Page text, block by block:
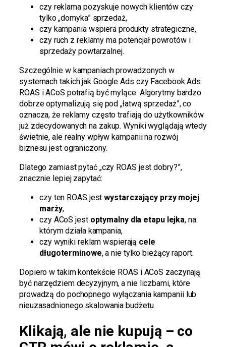
czy reklama pozyskuje nowych klientów czy
tylko „domyka” sprzedaż,
czy kampania wspiera produkty strategiczne,
czy ruch z reklamy ma potencjał powrotów i
sprzedaży powtarzalnej.
Szczególnie w kampaniach prowadzonych w
systemach takich jak Google Ads czy Facebook Ads
ROAS i ACoS potrafią być mylące. Algorytmy bardzo
dobrze optymalizują się pod „łatwą sprzedaż”, co
oznacza, że reklamy często trafiają do użytkowników
już zdecydowanych na zakup. Wyniki wyglądają wtedy
świetnie, ale realny wpływ kampanii na rozwój
biznesu jest ograniczony.
Dlatego zamiast pytać „czy ROAS jest dobry?”,
znacznie lepiej zapytać:
czy ten ROAS jestwystarczający przy mojej
marży,
czy ACoS jest optymalny dla etapu lejka, na
którym działa kampania,
czy wyniki reklam wspierają cele
długoterminowe, a nie tylko bieżący raport.
Dopiero w takim kontekście ROAS i ACoS zaczynają
być narzędziem decyzyjnym, a nie liczbami, które
prowadzą do pochopnego wyłączania kampanii lub
nieuzasadnionego skalowania budżetu.
Klikają, ale nie kupują – co